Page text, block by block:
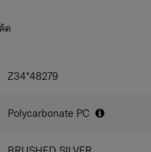
รับการจัดเก็บเป็นชั้น ถือ
ทนทานโดยไม่ติดขัด
ปหนึ่งใบ / ถุงตาข่ายสองใบ
ด
Z34*48279
Polycarbonate PC